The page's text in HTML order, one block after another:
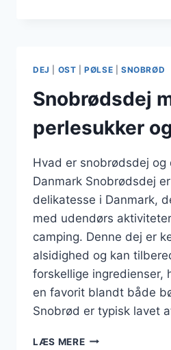
DEJ OST |PØLSE SNOBRØD
Snobrødsdej
perlesukker
Hvad er snobrødsdej og
Danmark Snobrødsdej
delikatesse i Danmark,
med udendørs
camping. Denne dej er
alsidighed og kan
forskellige ingredienser,
en favorit blandt både
Snobrød er typisk lavet
LÆS MERESNOBRØDSDEJ